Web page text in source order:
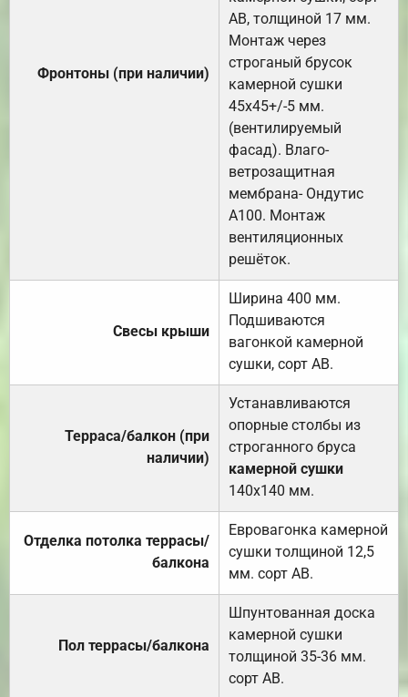
Фронтоны (при наличии)
АВ, толщиной 17 мм.
Монтаж через
строганый брусок
камерной сушки
45х45+/-5 мм.
(вентилируемый
фасад). Влаго-
ветрозащитная
мембрана- Ондутис
А100. Монтаж
вентиляционных
решёток.
Свесы крыши
Ширина 400 мм.
Подшиваются
вагонкой камерной
сушки, сорт АВ.
Терраса/балкон (при
наличии)
Устанавливаются
опорные столбы из
строганного бруса
камерной сушки
140х140 мм.
Отделка потолка террасы/
балкона
Евровагонка камерной
сушки толщиной 12,5
мм. сорт АВ.
Пол террасы/балкона
Шпунтованная доска
камерной сушки
толщиной 35-36 мм.
сорт АВ.